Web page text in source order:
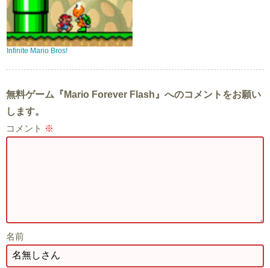
Infinite Mario Bros!
無料ゲーム『Mario Forever Flash』へのコメントをお願い
します。
コメント ※
名前